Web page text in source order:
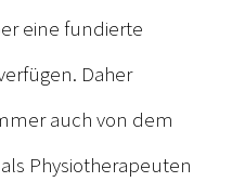
eine fundierte
Daher
auch von dem
Physiotherapeuten